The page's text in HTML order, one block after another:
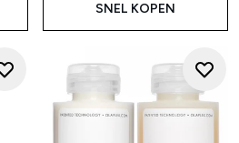
SNEL KOPEN